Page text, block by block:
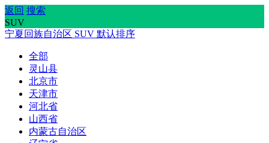
返回 搜索
SUV
宁夏回族自治区 SUV 默认排序
全部
灵山县
北京市
天津市
河北省
山西省
内蒙古自治区